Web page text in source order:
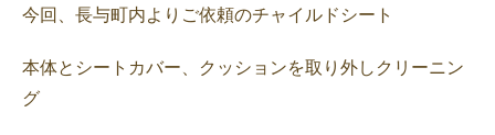
今回、長与町内よりご依頼のチャイルドシート
本体とシートカバー、クッションを取り外しクリーニン
グ